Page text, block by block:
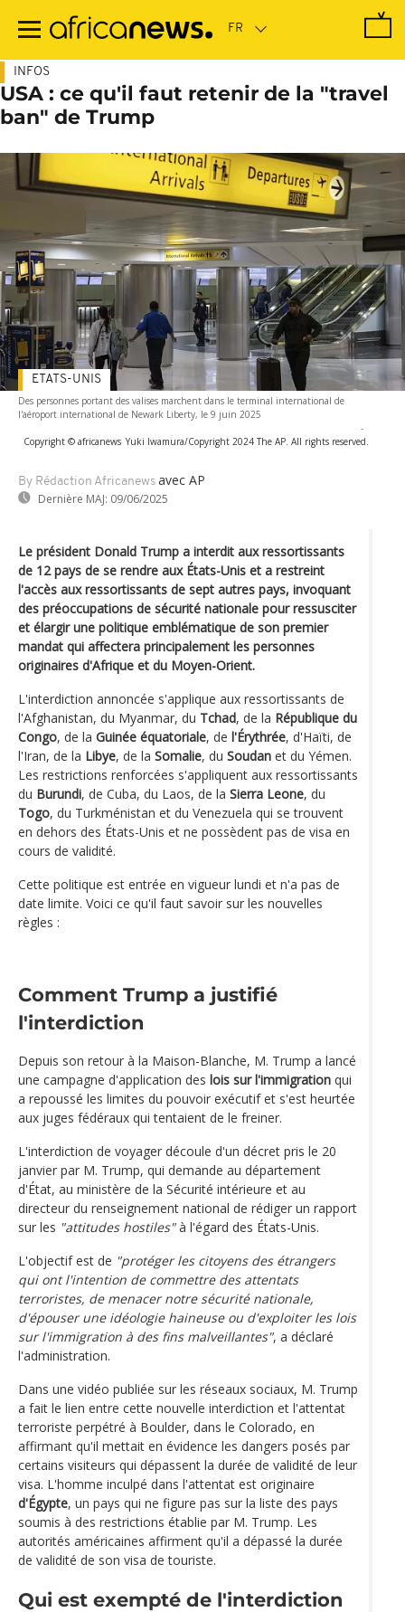
contenu
INFOS
USA : ce qu'il faut retenir de la "travel
ban" de Trump
Des personnes portant des valises marchent dans le terminal international de
l'aéroport international de Newark Liberty, le 9 juin 2025
-
Copyright © africanews Yuki Iwamura/Copyright 2024 The AP. All rights reserved.
By Rédaction Africanews avec AP
Dernière MAJ: 09/06/2025
ETATS-UNIS
Le président Donald Trump a interdit aux ressortissants
de 12 pays de se rendre aux États-Unis et a restreint
l'accès aux ressortissants de sept autres pays, invoquant
des préoccupations de sécurité nationale pour ressusciter
et élargir une politique emblématique de son premier
mandat qui affectera principalement les personnes
originaires d'Afrique et du Moyen-Orient.
L'interdiction annoncée s'applique aux ressortissants de
l'Afghanistan, du Myanmar, du Tchad, de la République du
Congo, de la Guinée équatoriale, de l'Érythrée, d'Haïti, de
l'Iran, de la Libye, de la Somalie, du Soudan et du Yémen.
Les restrictions renforcées s'appliquent aux ressortissants
du Burundi, de Cuba, du Laos, de la Sierra Leone, du
Togo, du Turkménistan et du Venezuela qui se trouvent
en dehors des États-Unis et ne possèdent pas de visa en
cours de validité.
Cette politique est entrée en vigueur lundi et n'a pas de
date limite. Voici ce qu'il faut savoir sur les nouvelles
règles :
Comment Trump a justifié
l'interdiction
Depuis son retour à la Maison-Blanche, M. Trump a lancé
une campagne d'application des lois sur l'immigration qui
a repoussé les limites du pouvoir exécutif et s'est heurtée
aux juges fédéraux qui tentaient de le freiner.
L'interdiction de voyager découle d'un décret pris le 20
janvier par M. Trump, qui demande au département
d'État, au ministère de la Sécurité intérieure et au
directeur du renseignement national de rédiger un rapport
sur les "attitudes hostiles"à l'égard des États-Unis.
L'objectif est de "protéger les citoyens des étrangers
qui ont l'intention de commettre des attentats
terroristes, de menacer notre sécurité nationale,
d'épouser une idéologie haineuse ou d'exploiter les lois
sur l'immigration à des fins malveillantes", a déclaré
l'administration.
Dans une vidéo publiée sur les réseaux sociaux, M. Trump
a fait le lien entre cette nouvelle interdiction et l'attentat
terroriste perpétré à Boulder, dans le Colorado, en
affirmant qu'il mettait en évidence les dangers posés par
certains visiteurs qui dépassent la durée de validité de leur
visa. L'homme inculpé dans l'attentat est originaire
d'Égypte, un pays qui ne figure pas sur la liste des pays
soumis à des restrictions établie par M. Trump. Les
autorités américaines affirment qu'il a dépassé la durée
de validité de son visa de touriste.
Qui est exempté de l'interdiction